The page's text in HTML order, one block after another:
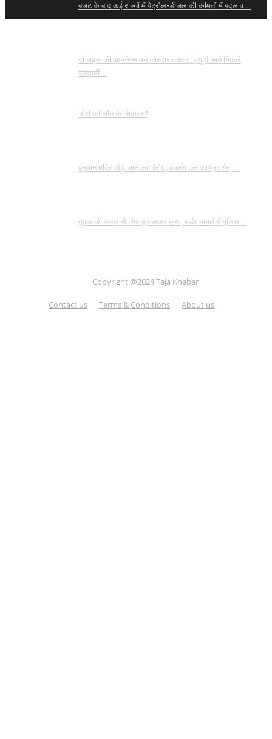
बजट के बाद कई राज्यों में पेट्रोल-डीजल की कीमतों में बदलाव...
दो बाइक की आमने-सामने जोरदार टक्कर, ड्यूटी जाने निकले
रेलकर्मी...
चोरी की जीत के सिकंदर?
हनुमान मंदिर तोड़े जाने का विरोध, बजरंग दल का प्रदर्शन,...
युवक की पत्थर से सिर कुचलकर हत्या, मर्डर मामले में पुलिस...
Copyright @2024 Taja Khabar
Contact us Terms & Conditions About us